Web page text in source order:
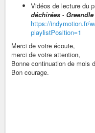
Vidéos de lecture du
déchirées -
https://indymotion.fr/
playlistPosition=1
Merci de votre écoute,
merci de votre attention,
Bonne continuation de mois
Bon courage.